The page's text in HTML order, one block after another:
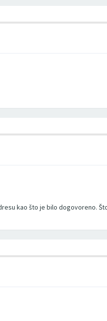
kao što je bilo dogovoreno.